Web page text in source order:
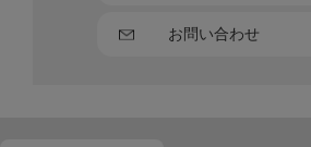
お問い合わせ